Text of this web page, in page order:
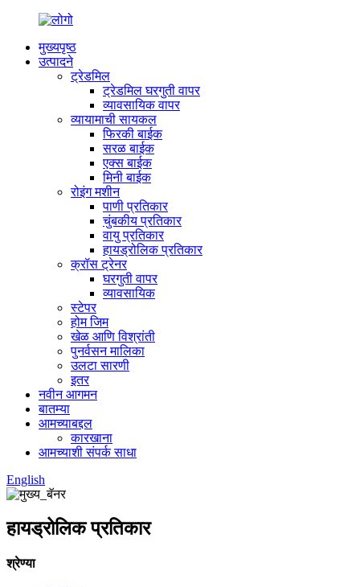
मुख्यपृष्ठ
उत्पादने
ट्रेडमिल
ट्रेडमिल घरगुती वापर
व्यावसायिक वापर
व्यायामाची सायकल
फिरकी बाईक
सरळ बाईक
एक्स बाईक
मिनी बाईक
रोइंग मशीन
पाणी प्रतिकार
चुंबकीय प्रतिकार
वायु प्रतिकार
हायड्रोलिक प्रतिकार
क्रॉस ट्रेनर
घरगुती वापर
व्यावसायिक
स्टेपर
होम जिम
खेळ आणि विश्रांती
पुनर्वसन मालिका
उलटा सारणी
इतर
नवीन आगमन
बातम्या
आमच्याबद्दल
कारखाना
आमच्याशी संपर्क साधा
English
हायड्रोलिक प्रतिकार
श्रेण्या